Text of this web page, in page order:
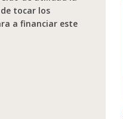
tocar los
a financiar este